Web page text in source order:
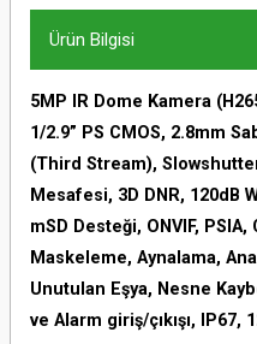
Ürün Bilgisi
5MP IR Dome Kamera
1/2.9” PS CMOS, 2.8mm
(Third Stream),
Mesafesi, 3D DNR, 120dB
mSD Desteği, ONVIF, PSIA,
Maskeleme, Aynalama,
Unutulan Eşya, Nesne
ve Alarm giriş/çıkışı, IP67,